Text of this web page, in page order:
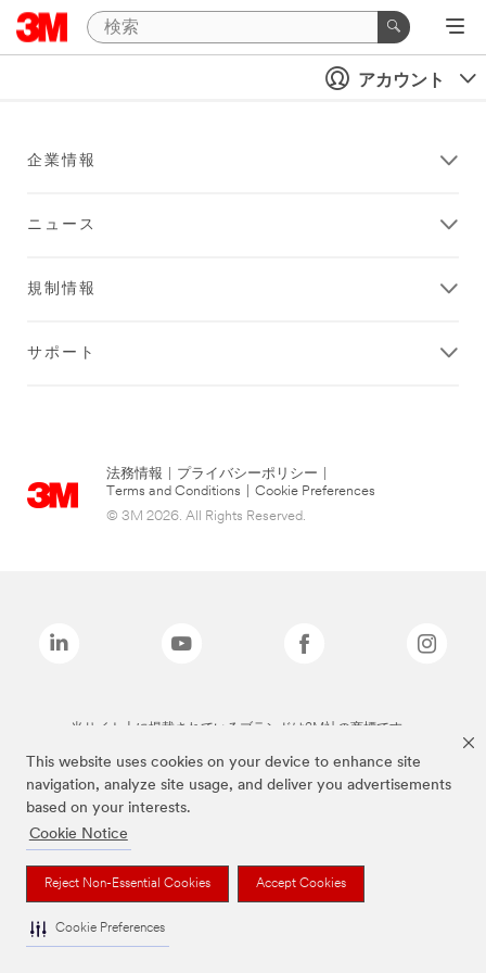
This website uses cookies on your device to enhance site
navigation, analyze site usage, and deliver you advertisements
based on your interests.
Cookie Notice
Reject Non-Essential Cookies Accept Cookies
Cookie Preferences
アカウント
企業情報
ニュース
規制情報
サポート
法務情報 プライバシーポリシー
Terms and Conditions
Cookie Preferences
© 3M 2026. All Rights Reserved.
当サイト上に掲載されているブランドは3M社の商標です。